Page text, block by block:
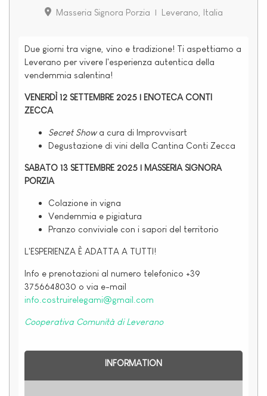
Masseria Signora Porzia | Leverano, Italia
Due giorni tra vigne, vino e tradizione! Ti aspettiamo a
Leverano per vivere l'esperienza autentica della
vendemmia salentina!
VENERDÌ 12 SETTEMBRE 2025 | ENOTECA CONTI
ZECCA
Secret Showa cura di Improvvisart
Degustazione di vini della Cantina Conti Zecca
SABATO 13 SETTEMBRE 2025 | MASSERIA SIGNORA
PORZIA
Colazione in vigna
Vendemmia e pigiatura
Pranzo conviviale con i sapori del territorio
L'ESPERIENZA È ADATTA A TUTTI!
Info e prenotazioni al numero telefonico +39
3756648030 o via e-mail
info.costruirelegami@gmail.com
Cooperativa Comunità di Leverano
INFORMATION